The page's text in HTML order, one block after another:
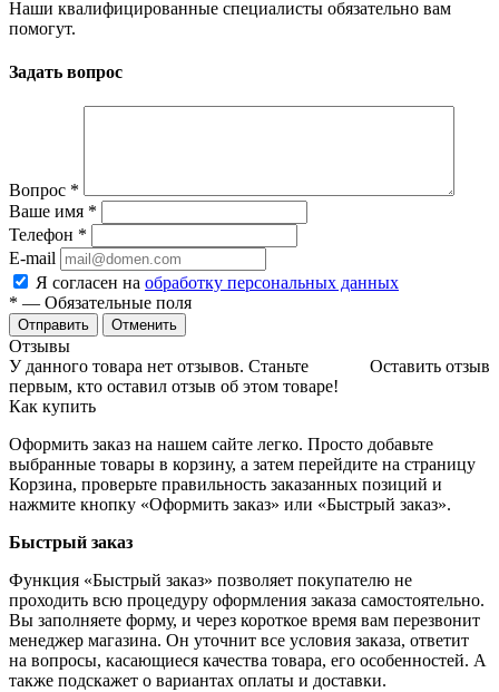
Наши квалифицированные специалисты обязательно вам
помогут.
Задать вопрос
Вопрос *
Ваше имя *
Телефон *
E-mail
Я согласен на обработку персональных данных
* — Обязательные поля
Отменить
Отзывы
Оставить отзыв
У данного товара нет отзывов. Станьте
первым, кто оставил отзыв об этом товаре!
Как купить
Оформить заказ на нашем сайте легко. Просто добавьте
выбранные товары в корзину, а затем перейдите на страницу
Корзина, проверьте правильность заказанных позиций и
нажмите кнопку «Оформить заказ» или «Быстрый заказ».
Быстрый заказ
Функция «Быстрый заказ» позволяет покупателю не
проходить всю процедуру оформления заказа самостоятельно.
Вы заполняете форму, и через короткое время вам перезвонит
менеджер магазина. Он уточнит все условия заказа, ответит
на вопросы, касающиеся качества товара, его особенностей. А
также подскажет о вариантах оплаты и доставки.